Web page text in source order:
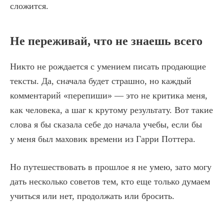
сложится.
Не переживай, что не знаешь всего
Никто не рождается с умением писать продающие
тексты. Да, сначала будет страшно, но каждый
комментарий «перепиши» — это не критика меня,
как человека, а шаг к крутому результату. Вот такие
слова я бы сказала себе до начала учебы, если бы
у меня был маховик времени из Гарри Поттера.
Но путешествовать в прошлое я не умею, зато могу
дать несколько советов тем, кто еще только думаем
учиться или нет, продолжать или бросить.